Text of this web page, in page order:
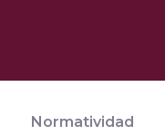
Normatividad